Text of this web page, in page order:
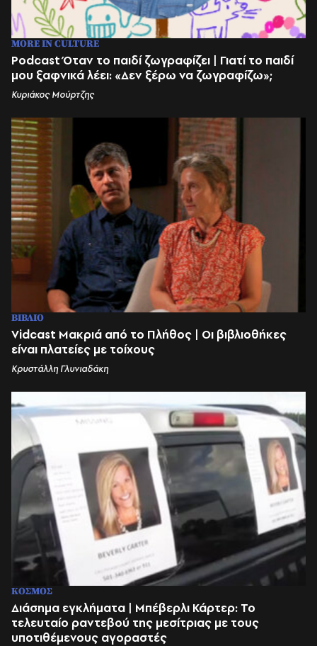
MORE IN CULTURE
Podcast Όταν το παιδί ζωγραφίζει | Γιατί το παιδί
μου ξαφνικά λέει: «Δεν ξέρω να ζωγραφίζω»;
Κυριάκος Μούρτζης
ΒΙΒΛΙΟ
Vidcast Μακριά από το Πλήθος | Οι βιβλιοθήκες
είναι πλατείες με τοίχους
Κρυστάλλη Γλυνιαδάκη
ΚΟΣΜΟΣ
Διάσημα εγκλήματα | Μπέβερλι Κάρτερ: Το
τελευταίο ραντεβού της μεσίτριας με τους
υποτιθέμενους αγοραστές